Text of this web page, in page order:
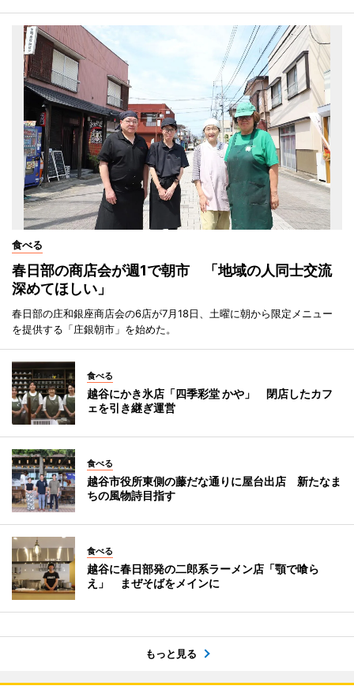
食べる
春日部の商店会が週1で朝市 「地域の人同士交流
深めてほしい」
春日部の庄和銀座商店会の6店が7月18日、土曜に朝から限定メニュー
を提供する「庄銀朝市」を始めた。
食べる
越谷にかき氷店「四季彩堂 かや」 閉店したカフ
ェを引き継ぎ運営
食べる
越谷市役所東側の藤だな通りに屋台出店 新たなま
ちの風物詩目指す
食べる
越谷に春日部発の二郎系ラーメン店「顎で喰ら
え」 まぜそばをメインに
もっと見る